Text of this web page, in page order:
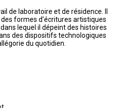
de laboratoire et de résidence. Il
formes d’écritures artistiques
lequel il dépeint des histoires
des dispositifs technologiques
du quotidien.